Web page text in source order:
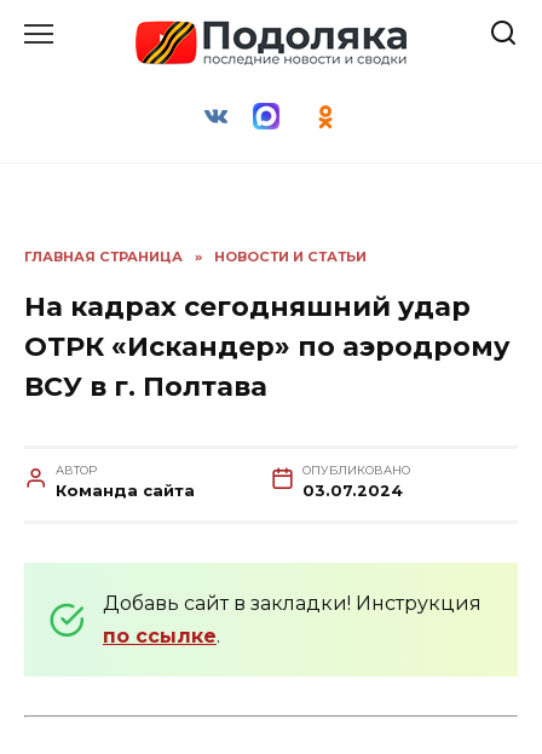
ГЛАВНАЯ СТРАНИЦА » НОВОСТИ И СТАТЬИ
На кадрах сегодняшний удар
ОТРК «Искандер» по аэродрому
ВСУ в г. Полтава
АВТОР
Команда сайта
ОПУБЛИКОВАНО
03.07.2024
Добавь сайт в закладки! Инструкция
по ссылке.